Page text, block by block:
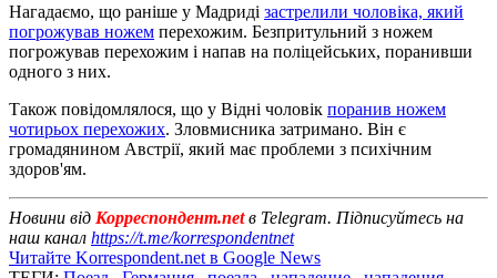
Нагадаємо, що раніше у Мадриді застрелили чоловіка, який
погрожував ножем перехожим. Безпритульний з ножем
погрожував перехожим і напав на поліцейських, поранивши
одного з них.
Також повідомлялося, що у Відні чоловік поранив ножем
чотирьох перехожих. Зловмисника затримано. Він є
громадянином Австрії, який має проблеми з психічним
здоров'ям.
Новини від Корреспондент.netв Telegram. Підписуйтесь на
наш канал https://t.me/korrespondentnet
Читайте Korrespondent.net в Google News